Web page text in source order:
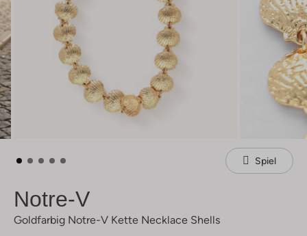
Spiel
Notre-V
Goldfarbig Notre-V Kette Necklace Shells